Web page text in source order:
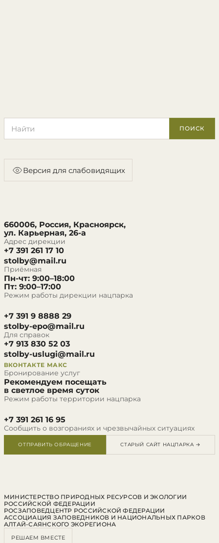
ПОИСК
Версия для слабовидящих
660006, Россия, Красноярск,
ул. Карьерная, 26-а
Адрес дирекции
+7 391 261 17 10
stolby@mail.ru
Приёмная
Пн-чт: 9:00–18:00
Пт: 9:00–17:00
Режим работы дирекции нацпарка
+7 391 9 8888 29
stolby-epo@mail.ru
Для справок
+7 913 830 52 03
stolby-uslugi@mail.ru
ВКОНТАКТЕ МАКС
Бронирование услуг
Рекомендуем посещать
в светлое время суток
Режим работы территории нацпарка
+7 391 261 16 95
Сообщить о возгораниях и чрезвычайных ситуациях
ОТПРАВИТЬ ОБРАЩЕНИЕ СТАРЫЙ САЙТ НАЦПАРКА →
МИНИСТЕРСТВО ПРИРОДНЫХ РЕСУРСОВ И ЭКОЛОГИИ
РОССИЙСКОЙ ФЕДЕРАЦИИ
РОСЗАПОВЕДЦЕНТР РОССИЙСКОЙ ФЕДЕРАЦИИ
АССОЦИАЦИЯ ЗАПОВЕДНИКОВ И НАЦИОНАЛЬНЫХ ПАРКОВ
АЛТАЙ-САЯНСКОГО ЭКОРЕГИОНА
РЕШАЕМ ВМЕСТЕ